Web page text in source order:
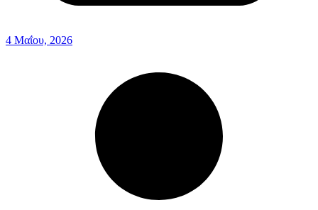
4 Μαΐου, 2026